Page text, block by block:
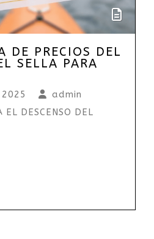
DE PRECIOS DEL
SELLA PARA
admin
EL DESCENSO DEL